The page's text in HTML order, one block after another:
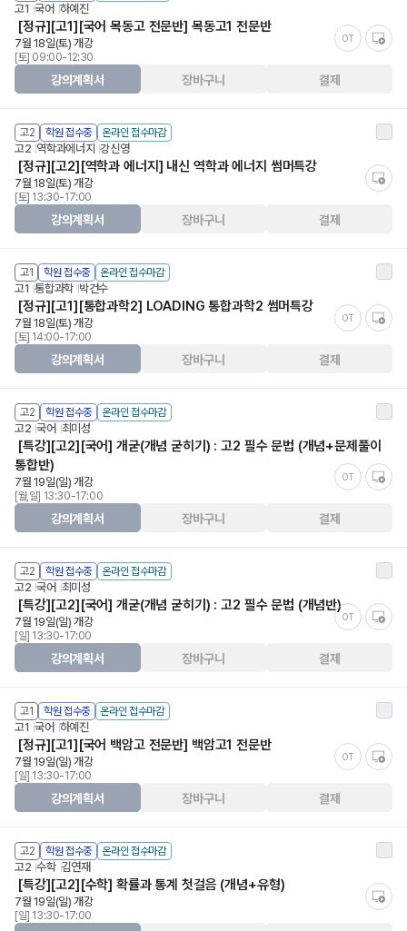
고1 국어 하예진
[정규][고1][국어 목동고 전문반] 목동고1 전문반
OT
7월 18일(토) 개강
[토] 09:00-12:30
강의계획서 장바구니 결제
고2 학원 접수중 온라인 접수마감
고2 역학과에너지 강신영
[정규][고2][역학과 에너지] 내신 역학과 에너지 썸머특강
7월 18일(토) 개강
[토] 13:30-17:00
강의계획서 장바구니 결제
고1 학원 접수중 온라인 접수마감
고1 통합과학 박건수
[정규][고1][통합과학2] LOADING 통합과학2 썸머특강
OT
7월 18일(토) 개강
[토] 14:00-17:00
강의계획서 장바구니 결제
고2 학원 접수중 온라인 접수마감
고2 국어 최미성
[특강][고2][국어] 개굳(개념 굳히기) : 고2 필수 문법 (개념+문제풀이
통합반)
OT
7월 19일(일) 개강
[월,일] 13:30-17:00
강의계획서 장바구니 결제
고2 학원 접수중 온라인 접수마감
고2 국어 최미성
[특강][고2][국어] 개굳(개념 굳히기) : 고2 필수 문법 (개념반)
OT
7월 19일(일) 개강
[일] 13:30-17:00
강의계획서 장바구니 결제
고1 학원 접수중 온라인 접수마감
고1 국어 하예진
[정규][고1][국어 백암고 전문반] 백암고1 전문반
OT
7월 19일(일) 개강
[일] 13:30-17:00
강의계획서 장바구니 결제
고2 학원 접수중 온라인 접수마감
고2 수학 김연재
[특강][고2][수학] 확률과 통계 첫걸음 (개념+유형)
7월 19일(일) 개강
[일] 13:30-17:00